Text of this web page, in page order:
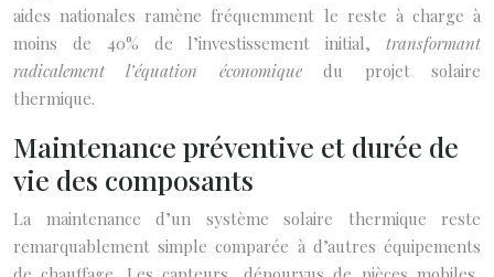
aides nationales ramène fréquemment le reste à charge à
moins de 40% de l’investissement initial, transformant
radicalement l’équation économiquedu projet solaire
thermique.
Maintenance préventive et durée de
vie des composants
La maintenance d’un système solaire thermique reste
remarquablement simple comparée à d’autres équipements